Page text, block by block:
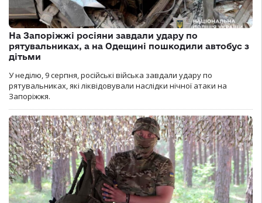
На Запоріжжі росіяни завдали удару по
рятувальниках, а на Одещині пошкодили автобус з
дітьми
У неділю, 9 серпня, російські війська завдали удару по
рятувальниках, які ліквідовували наслідки нічної атаки на
Запоріжжя.